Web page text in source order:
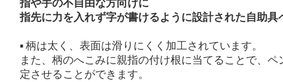
指や手の不自由な方向けに
指先に力を入れず字が書けるように設計された自助具
▪ 柄は太く、表面は滑りにくく加工されています。
また、柄のへこみに親指の付け根に当てることで、ペ
定させることができます。